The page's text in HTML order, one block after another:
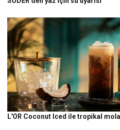
L'OR Coconut Iced ile tropikal mola